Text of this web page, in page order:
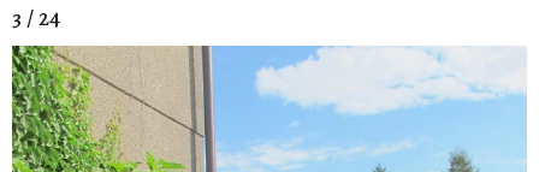
3 / 24